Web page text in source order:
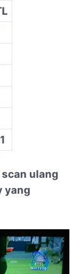
ulang
yang